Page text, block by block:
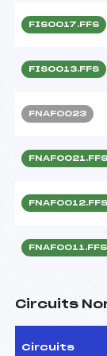
FIS0017.FFS
FIS0013.FFS
FNAF0023
FNAF0021.FFS
FNAF0012.FFS
FNAF0011.FFS
Circuits
Circuits